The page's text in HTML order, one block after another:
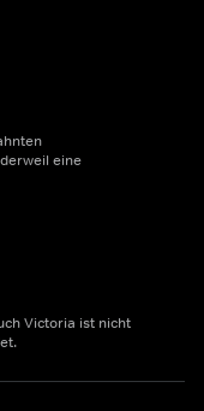
eine
Victoria ist nicht